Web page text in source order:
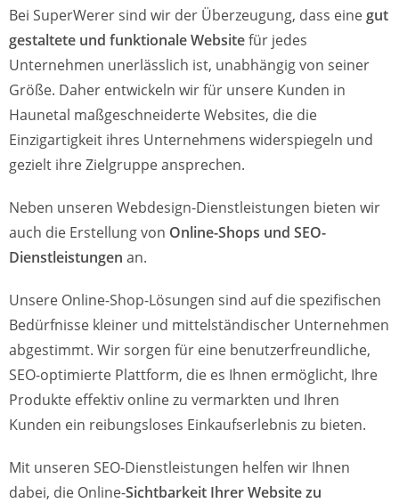
Bei SuperWerer sind wir der Überzeugung, dass eine gut
gestaltete und funktionale Websitefür jedes
Unternehmen unerlässlich ist, unabhängig von seiner
Größe. Daher entwickeln wir für unsere Kunden in
Haunetal maßgeschneiderte Websites, die die
Einzigartigkeit ihres Unternehmens widerspiegeln und
gezielt ihre Zielgruppe ansprechen.
Neben unseren Webdesign-Dienstleistungen bieten wir
auch die Erstellung von Online-Shops und SEO-
Dienstleistungen an.
Unsere Online-Shop-Lösungen sind auf die spezifischen
Bedürfnisse kleiner und mittelständischer Unternehmen
abgestimmt. Wir sorgen für eine benutzerfreundliche,
SEO-optimierte Plattform, die es Ihnen ermöglicht, Ihre
Produkte effektiv online zu vermarkten und Ihren
Kunden ein reibungsloses Einkaufserlebnis zu bieten.
Mit unseren SEO-Dienstleistungen helfen wir Ihnen
dabei, die Online-Sichtbarkeit Ihrer Website zu